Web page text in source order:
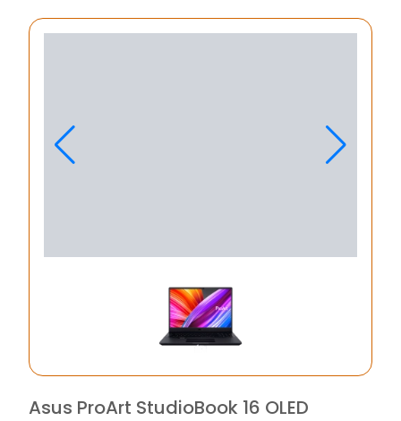
Asus ProArt StudioBook 16 OLED